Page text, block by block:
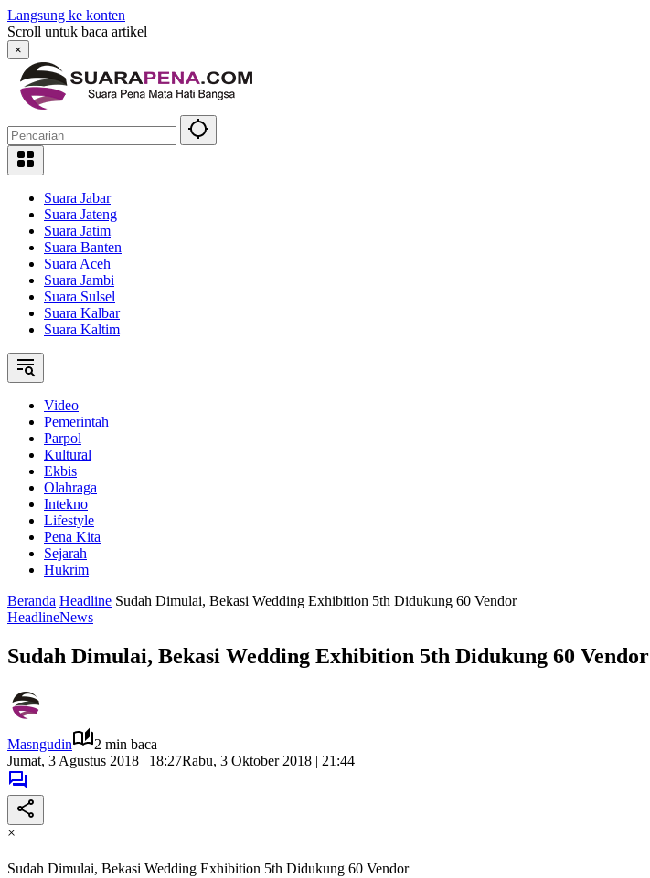
Langsung ke konten
Scroll untuk baca artikel
×
Suara Jabar
Suara Jateng
Suara Jatim
Suara Banten
Suara Aceh
Suara Jambi
Suara Sulsel
Suara Kalbar
Suara Kaltim
Video
Pemerintah
Parpol
Kultural
Ekbis
Olahraga
Intekno
Lifestyle
Pena Kita
Sejarah
Hukrim
Beranda Headline Sudah Dimulai, Bekasi Wedding Exhibition 5th Didukung 60 Vendor
HeadlineNews
Sudah Dimulai, Bekasi Wedding Exhibition 5th Didukung 60 Vendor
Masngudin
2 min baca
Jumat, 3 Agustus 2018 | 18:27Rabu, 3 Oktober 2018 | 21:44
×
Sudah Dimulai, Bekasi Wedding Exhibition 5th Didukung 60 Vendor